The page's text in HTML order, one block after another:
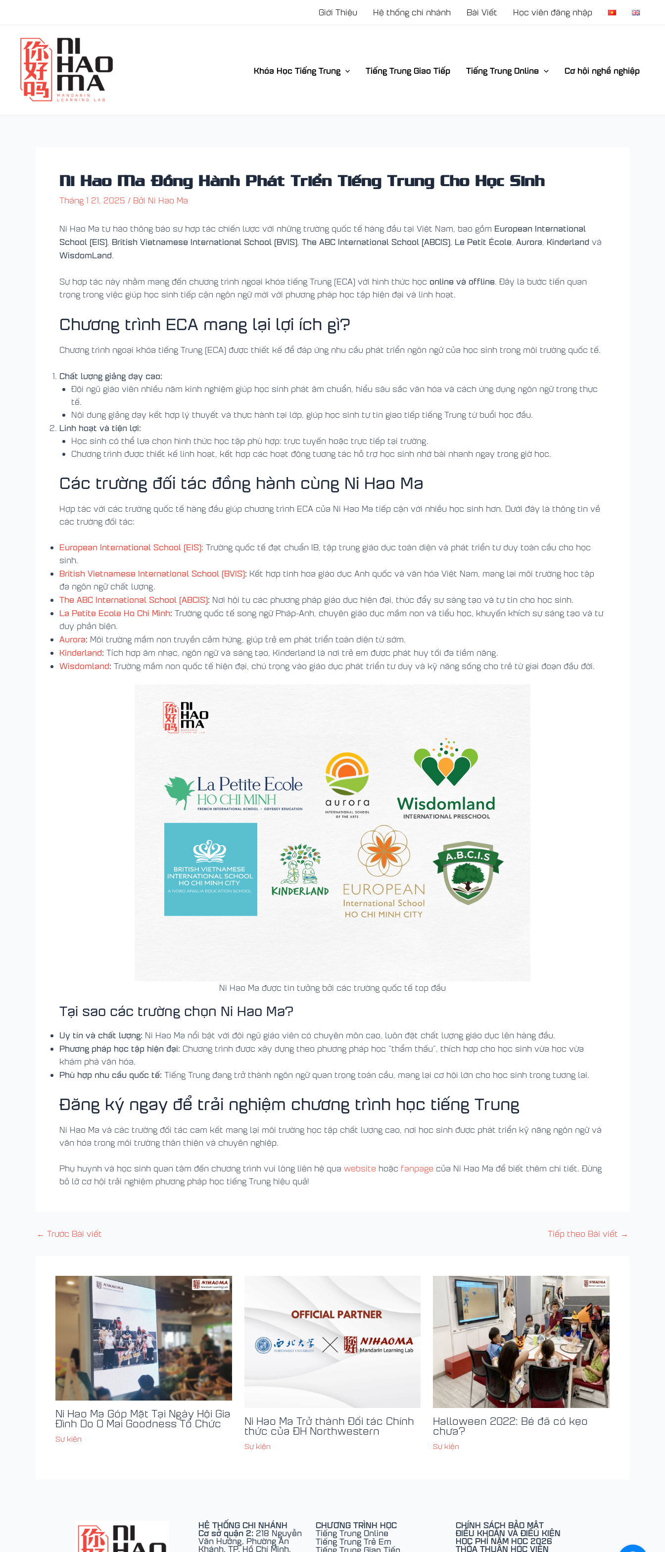
Giới Thiệu Hệ thống chi nhánh Bài Viết Học viên đăng nhập
Khóa Học Tiếng Trung Tiếng Trung Giao Tiếp Tiếng Trung Online Cơ hội nghề nghiệp
Ni Hao Ma Đồng Hành Phát Triển Tiếng Trung Cho Học Sinh
Tháng 1 21, 2025 / Bởi Ni Hao Ma
Ni Hao Ma tự hào thông báo sự hợp tác chiến lược với những trường quốc tế hàng đầu tại Việt Nam, bao gồm European International
School (EIS) British Vietnamese International School (BVIS) The ABC International School (ABCIS) Le Petit École Aurora Kinderland và
WisdomLand.
Sự hợp tác này nhằm mang đến chương trình ngoại khóa tiếng Trung (ECA) với hình thức học online và offline. Đây là bước tiến quan
trọng trong việc giúp học sinh tiếp cận ngôn ngữ mới với phương pháp học tập hiện đại và linh hoạt.
Chương trình ECA mang lại lợi ích gì?
Chương trình ngoại khóa tiếng Trung (ECA) được thiết kế để đáp ứng nhu cầu phát triển ngôn ngữ của học sinh trong môi trường quốc tế.
Chất lượng giảng dạy cao:
Đội ngũ giáo viên nhiều năm kinh nghiệm giúp học sinh phát âm chuẩn, hiểu sâu sắc văn hóa và cách ứng dụng ngôn ngữ trong thực
tế.
Nội dung giảng dạy kết hợp lý thuyết và thực hành tại lớp, giúp học sinh tự tin giao tiếp tiếng Trung từ buổi học đầu.
Linh hoạt và tiện lợi:
Học sinh có thể lựa chọn hình thức học tập phù hợp: trực tuyến hoặc trực tiếp tại trường.
Chương trình được thiết kế linh hoạt, kết hợp các hoạt động tương tác hỗ trợ học sinh nhớ bài nhanh ngay trong giờ học.
Các trường đối tác đồng hành cùng Ni Hao Ma
Hợp tác với các trường quốc tế hàng đầu giúp chương trình ECA của Ni Hao Ma tiếp cận với nhiều học sinh hơn. Dưới đây là thông tin về
các trường đối tác:
European International School (EIS): Trường quốc tế đạt chuẩn IB, tập trung giáo dục toàn diện và phát triển tư duy toàn cầu cho học
sinh.
British Vietnamese International School (BVIS): Kết hợp tinh hoa giáo dục Anh quốc và văn hóa Việt Nam, mang lại môi trường học tập
đa ngôn ngữ chất lượng.
The ABC International School (ABCIS): Nơi hội tụ các phương pháp giáo dục hiện đại, thúc đẩy sự sáng tạo và tự tin cho học sinh.
La Petite Ecole Ho Chi Minh: Trường quốc tế song ngữ Pháp-Anh, chuyên giáo dục mầm non và tiểu học, khuyến khích sự sáng tạo và tư
duy phản biện.
Aurora: Môi trường mầm non truyền cảm hứng, giúp trẻ em phát triển toàn diện từ sớm.
Kinderland: Tích hợp âm nhạc, ngôn ngữ và sáng tạo, Kinderland là nơi trẻ em được phát huy tối đa tiềm năng.
Wisdomland: Trường mầm non quốc tế hiện đại, chú trọng vào giáo dục phát triển tư duy và kỹ năng sống cho trẻ từ giai đoạn đầu đời.
Ni Hao Ma được tin tưởng bởi các trường quốc tế top đầu
Tại sao các trường chọn Ni Hao Ma?
Uy tín và chất lượng: Ni Hao Ma nổi bật với đội ngũ giáo viên có chuyên môn cao, luôn đặt chất lượng giáo dục lên hàng đầu.
Phương pháp học tập hiện đại: Chương trình được xây dựng theo phương pháp học “thẩm thấu”, thích hợp cho học sinh vừa học vừa
khám phá văn hóa.
Phù hợp nhu cầu quốc tế: Tiếng Trung đang trở thành ngôn ngữ quan trọng toàn cầu, mang lại cơ hội lớn cho học sinh trong tương lai.
Đăng ký ngay để trải nghiệm chương trình học tiếng Trung
Ni Hao Ma và các trường đối tác cam kết mang lại môi trường học tập chất lượng cao, nơi học sinh được phát triển kỹ năng ngôn ngữ và
văn hóa trong môi trường thân thiện và chuyên nghiệp.
Phụ huynh và học sinh quan tâm đến chương trình vui lòng liên hệ qua website hoặc fanpage của Ni Hao Ma để biết thêm chi tiết. Đừng
bỏ lỡ cơ hội trải nghiệm phương pháp học tiếng Trung hiệu quả!
viết
← Trước Bài viết Tiếp theo Bài viết →
Ni Hao Ma Góp Mặt Tại Ngày Hội Gia
Đình Do O Mai Goodness Tổ Chức​
Sự kiện
Ni Hao Ma Trở thành Đối tác Chính
thức của ĐH Northwestern
Sự kiện
Halloween 2022: Bé đã có kẹo
chưa?
Sự kiện
HỆ THỐNG CHI NHÁNH
Cơ sở quận 2: 218 Nguyễn
Văn Hưởng, Phường An
Khánh, TP. Hồ Chí Minh,
CHƯƠNG TRÌNH HỌC
Tiếng Trung Online
Tiếng Trung Trẻ Em
Tiếng Trung Giao Tiếp
CHÍNH SÁCH BẢO MẬT
ĐIỀU KHOẢN VÀ ĐIỀU KIỆN
HỌC PHÍ NĂM HỌC 2026
THỎA THUẬN HỌC VIÊN